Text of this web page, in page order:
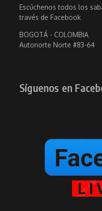
Escúchenos todos los
través de Facebook
BOGOTÁ - COLOMBIA
Autonorte Norte #83-64
Síguenos en